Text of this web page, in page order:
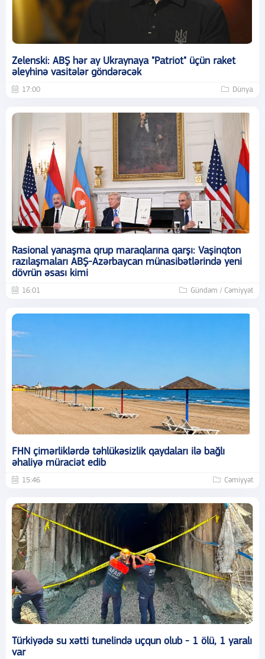
Zelenski: ABŞ hər ay Ukraynaya "Patriot" üçün raket
əleyhinə vasitələr göndərəcək
17:00 Dünya
Rasional yanaşma qrup maraqlarına qarşı: Vaşinqton
razılaşmaları ABŞ-Azərbaycan münasibətlərində yeni
dövrün əsası kimi
16:01 Gündəm / Cəmiyyət
FHN çimərliklərdə təhlükəsizlik qaydaları ilə bağlı
əhaliyə müraciət edib
15:46 Cəmiyyət
Türkiyədə su xətti tunelində uçqun olub - 1 ölü, 1 yaralı
var